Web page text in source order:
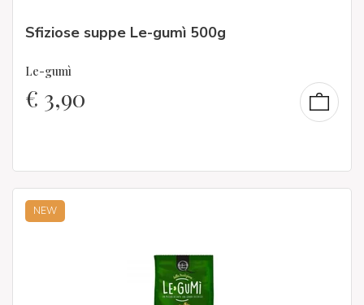
Sfiziose suppe Le-gumì 500g
Le-gumì
€ 3,90
NEW